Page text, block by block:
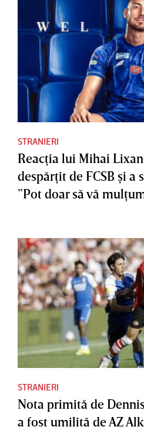
STRANIERI
Reacţia lui Mihai
despărţit de FCSB şi a
”Pot doar să vă
STRANIERI
Nota primită de
a fost umilită de AZ